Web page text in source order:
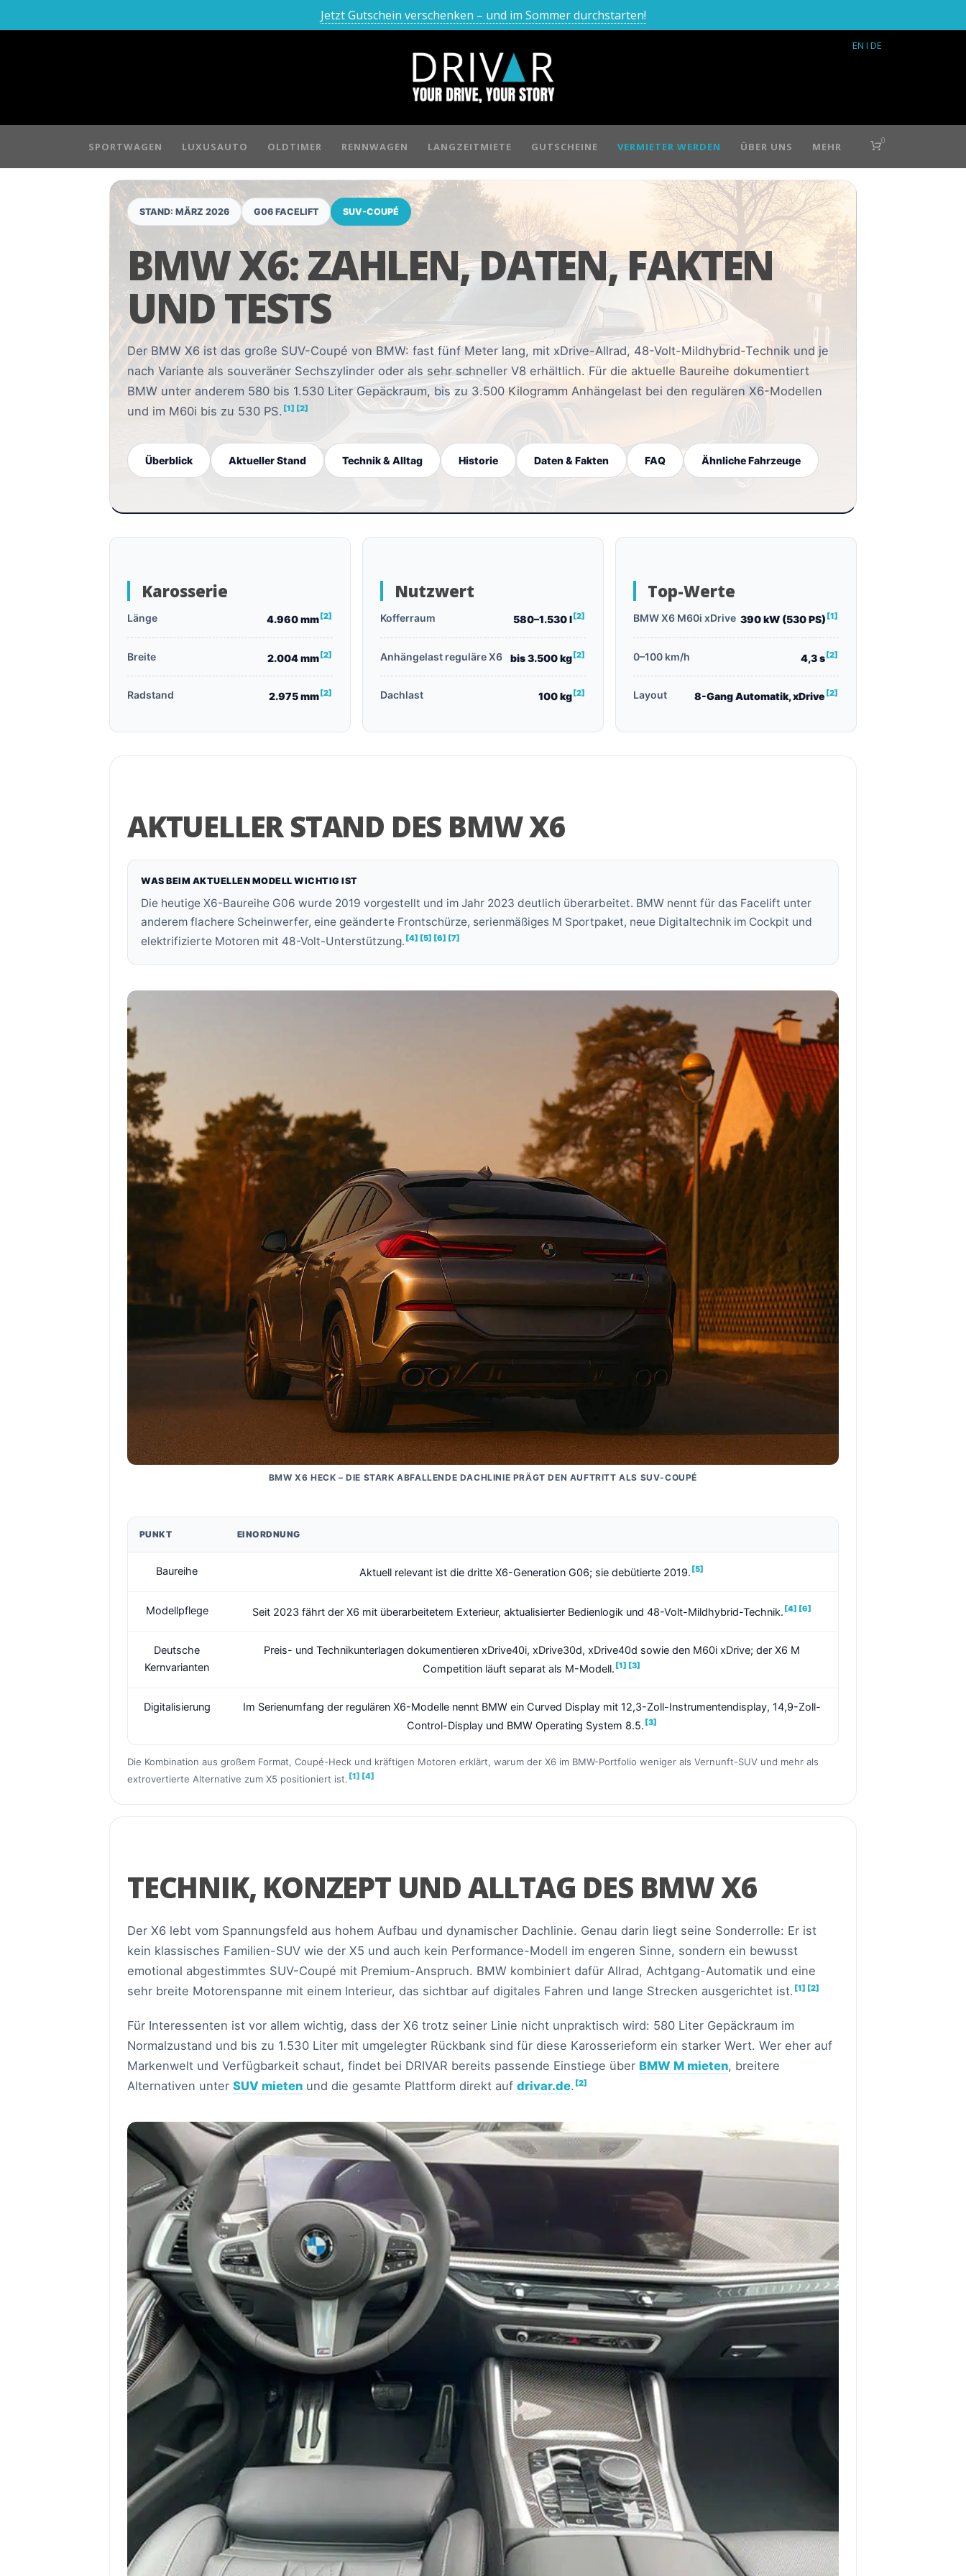
Jetzt Gutschein verschenken – und im Sommer durchstarten!
EN I DE
SPORTWAGEN LUXUSAUTO OLDTIMER RENNWAGEN LANGZEITMIETE GUTSCHEINE VERMIETER WERDEN ÜBER UNS MEHR 0
STAND: MÄRZ 2026 G06 FACELIFT SUV-COUPÉ
BMW X6: ZAHLEN, DATEN, FAKTEN
UND TESTS
Der BMW X6 ist das große SUV-Coupé von BMW: fast fünf Meter lang, mit xDrive-Allrad, 48-Volt-Mildhybrid-Technik und je
nach Variante als souveräner Sechszylinder oder als sehr schneller V8 erhältlich. Für die aktuelle Baureihe dokumentiert
BMW unter anderem 580 bis 1.530 Liter Gepäckraum, bis zu 3.500 Kilogramm Anhängelast bei den regulären X6-Modellen
und im M60i bis zu 530 PS. [1] [2]
Überblick Aktueller Stand Technik & Alltag Historie Daten & Fakten FAQ Ähnliche Fahrzeuge
Karosserie
Länge 4.960 mm [2]
Breite 2.004 mm[2]
Radstand 2.975 mm [2]
Nutzwert
Kofferraum 580–1.530 l [2]
Anhängelast reguläre X6 bis 3.500 kg[2]
Dachlast 100 kg [2]
Top-Werte
BMW X6 M60i xDrive 390 kW (530 PS) [1]
0–100 km/h 4,3 s[2]
Layout 8-Gang Automatik, xDrive [2]
AKTUELLER STAND DES BMW X6
WAS BEIM AKTUELLEN MODELL WICHTIG IST
Die heutige X6-Baureihe G06 wurde 2019 vorgestellt und im Jahr 2023 deutlich überarbeitet. BMW nennt für das Facelift unter
anderem flachere Scheinwerfer, eine geänderte Frontschürze, serienmäßiges M Sportpaket, neue Digitaltechnik im Cockpit und
elektrifizierte Motoren mit 48-Volt-Unterstützung. [4] [5] [6] [7]
BMW X6 HECK – DIE STARK ABFALLENDE DACHLINIE PRÄGT DEN AUFTRITT ALS SUV-COUPÉ
PUNKT EINORDNUNG
Baureihe Aktuell relevant ist die dritte X6-Generation G06; sie debütierte 2019. [5]
Modellpflege Seit 2023 fährt der X6 mit überarbeitetem Exterieur, aktualisierter Bedienlogik und 48-Volt-Mildhybrid-Technik. [4] [6]
Deutsche
Kernvarianten
Preis- und Technikunterlagen dokumentieren xDrive40i, xDrive30d, xDrive40d sowie den M60i xDrive; der X6 M
Competition läuft separat als M-Modell. [1] [3]
Digitalisierung
Im Serienumfang der regulären X6-Modelle nennt BMW ein Curved Display mit 12,3-Zoll-Instrumentendisplay, 14,9-Zoll-
Control-Display und BMW Operating System 8.5. [3]
Die Kombination aus großem Format, Coupé-Heck und kräftigen Motoren erklärt, warum der X6 im BMW-Portfolio weniger als Vernunft-SUV und mehr als
extrovertierte Alternative zum X5 positioniert ist. [1] [4]
TECHNIK, KONZEPT UND ALLTAG DES BMW X6
Der X6 lebt vom Spannungsfeld aus hohem Aufbau und dynamischer Dachlinie. Genau darin liegt seine Sonderrolle: Er ist
kein klassisches Familien-SUV wie der X5 und auch kein Performance-Modell im engeren Sinne, sondern ein bewusst
emotional abgestimmtes SUV-Coupé mit Premium-Anspruch. BMW kombiniert dafür Allrad, Achtgang-Automatik und eine
sehr breite Motorenspanne mit einem Interieur, das sichtbar auf digitales Fahren und lange Strecken ausgerichtet ist. [1] [2]
Für Interessenten ist vor allem wichtig, dass der X6 trotz seiner Linie nicht unpraktisch wird: 580 Liter Gepäckraum im
Normalzustand und bis zu 1.530 Liter mit umgelegter Rückbank sind für diese Karosserieform ein starker Wert. Wer eher auf
Markenwelt und Verfügbarkeit schaut, findet bei DRIVAR bereits passende Einstiege über BMW M mieten, breitere
Alternativen unter SUV mieten und die gesamte Plattform direkt auf drivar.de. [2]